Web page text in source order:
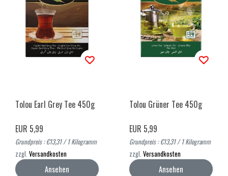
Tolou Earl Grey Tee 450g
EUR 5,99
Grundpreis : €13,31 / 1 Kilogramm
zzgl. Versandkosten
Ansehen
Tolou Grüner Tee 450g
EUR 5,99
Grundpreis : €13,31 / 1 Kilogramm
zzgl. Versandkosten
Ansehen